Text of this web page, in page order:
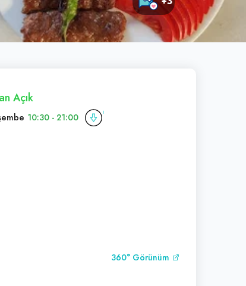
Açık
10:30 - 21:00
360° Görünüm